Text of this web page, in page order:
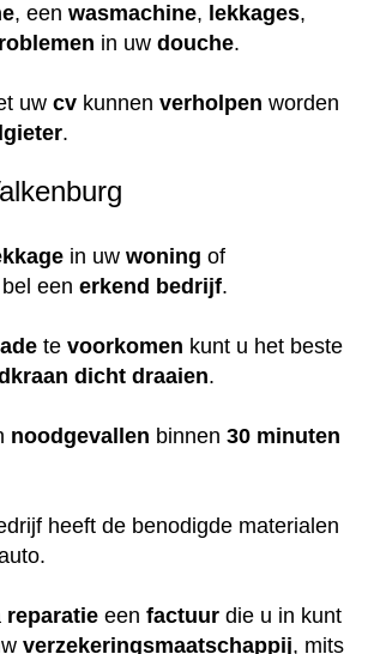
, een wasmachine, lekkages,
in uw douche.
uw cv kunnen verholpen worden
.
in uw woning of
bel een erkend bedrijf.
te voorkomen kunt u het beste
dicht draaien.
noodgevallen binnen 30 minuten
heeft de benodigde materialen
reparatie een factuur die u in kunt
verzekeringsmaatschappij, mits